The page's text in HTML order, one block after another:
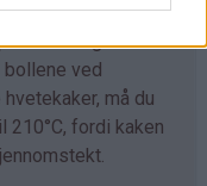
typer gjærbakst.
og
ved
må du
fordi kaken